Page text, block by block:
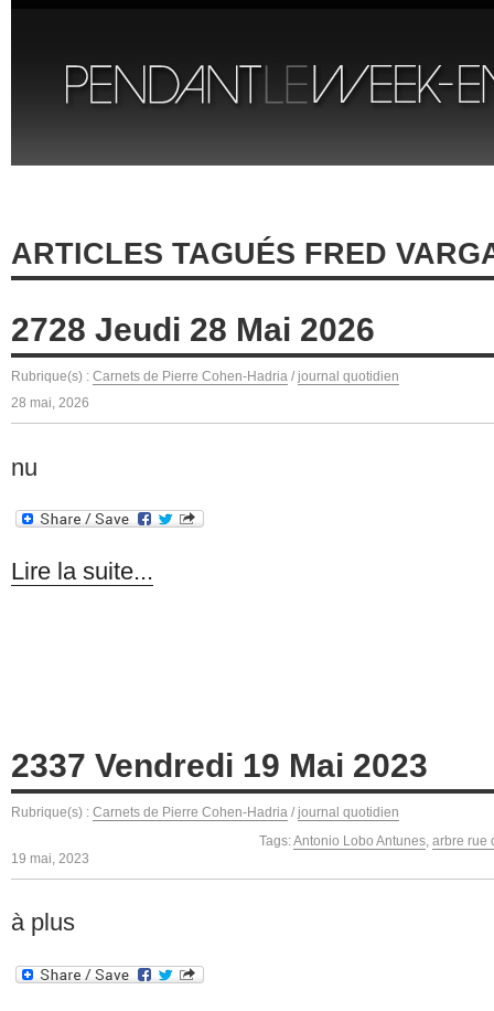
ARTICLES TAGUÉS FRED
2728 Jeudi 28 Mai 2026
Rubrique(s) : Carnets de Pierre Cohen-Hadria / journal quotidien
28 mai, 2026
nu
Lire la suite...
2337 Vendredi 19 Mai 2023
Rubrique(s) : Carnets de Pierre Cohen-Hadria / journal quotidien
Tags:Antonio Lobo Antunes arbre rue
19 mai, 2023
à plus